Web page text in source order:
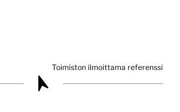
Toimiston ilmoittama referenssi